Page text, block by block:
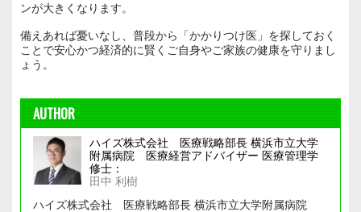
ンが大きくなります。
備えあれば憂いなし、普段から「かかりつけ医」を探しておく
ことで安心かつ経済的に賢くご自身やご家族の健康を守りまし
ょう。
AUTHOR
ハイズ株式会社 医療戦略部長 横浜市立大学
附属病院 医療経営アドバイザー 医療管理学
修士：
田中 利樹
ハイズ株式会社 医療戦略部長 横浜市立大学附属病院